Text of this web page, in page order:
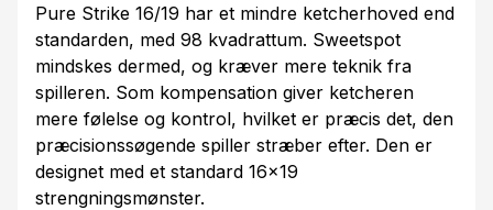
Pure Strike 16/19 har et mindre ketcherhoved end
standarden, med 98 kvadrattum. Sweetspot
mindskes dermed, og kræver mere teknik fra
spilleren. Som kompensation giver ketcheren
mere følelse og kontrol, hvilket er præcis det, den
præcisionssøgende spiller stræber efter. Den er
designet med et standard 16x19
strengningsmønster.